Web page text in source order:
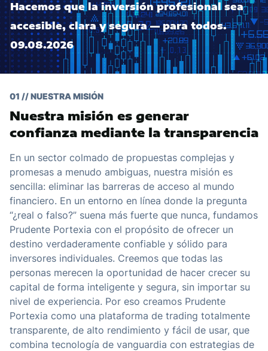
Hacemos que la inversión profesional sea
accesible, clara y segura — para todos.
09.08.2026
01 // NUESTRA MISIÓN
Nuestra misión es generar
confianza mediante la transparencia
En un sector colmado de propuestas complejas y
promesas a menudo ambiguas, nuestra misión es
sencilla: eliminar las barreras de acceso al mundo
financiero. En un entorno en línea donde la pregunta
“¿real o falso?” suena más fuerte que nunca, fundamos
Prudente Portexia con el propósito de ofrecer un
destino verdaderamente confiable y sólido para
inversores individuales. Creemos que todas las
personas merecen la oportunidad de hacer crecer su
capital de forma inteligente y segura, sin importar su
nivel de experiencia. Por eso creamos Prudente
Portexia como una plataforma de trading totalmente
transparente, de alto rendimiento y fácil de usar, que
combina tecnología de vanguardia con estrategias de